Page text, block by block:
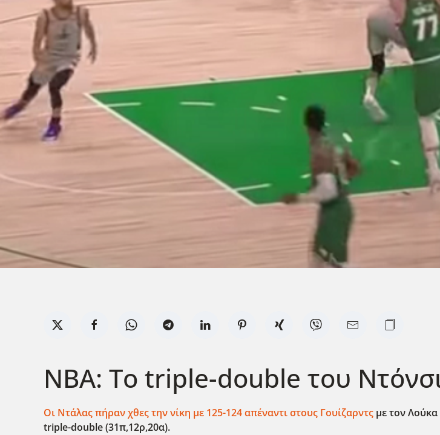
NBA: Το triple-double του
Οι Ντάλας πήραν χθες την νίκη με 125-124 απέναντι στους Γουίζαρντς με τον Λούκα
triple-double (31π,12ρ,20α).